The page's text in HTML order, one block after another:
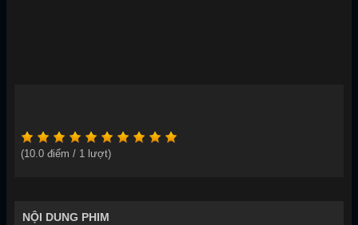
(10.0 điểm / 1 lượt)
NỘI DUNG PHIM